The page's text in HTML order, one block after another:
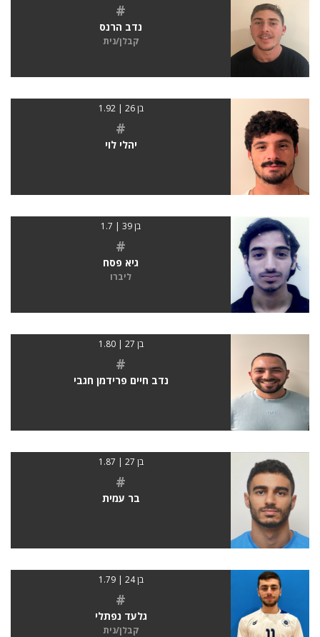
#
נדב הרנס
קבלן/נית
בן 26 | 1.92
#
יהלי לוי
בן 39 | 1.7
#
גיא פסח
ליברו
בן 27 | 1.80
#
נדב חיים פרידמן חגבי
בן 27 | 1.87
#
בר עמית
בן 24 | 1.79
#
גלעד נפתלי
קבלן/נית